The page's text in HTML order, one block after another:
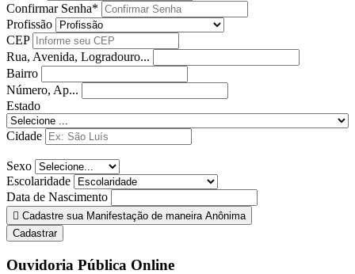
Confirmar Senha*
Profissão
CEP
Rua, Avenida, Logradouro...
Bairro
Número, Ap...
Estado
Cidade
Sexo
Escolaridade
Data de Nascimento
Cadastre sua Manifestação de maneira Anônima
Cadastrar
Ouvidoria Pública Online